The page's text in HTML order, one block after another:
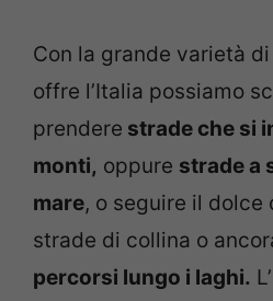
Con la grande varietà
offre l’Italia possiamo
prendere strade che si
monti, oppure strade a
mare, o seguire il dolce
strade di collina o
percorsi lungo i laghi.